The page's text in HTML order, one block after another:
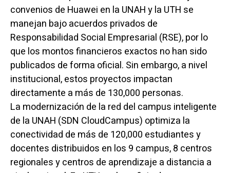
convenios de Huawei en la UNAH y la UTH se
manejan bajo acuerdos privados de
Responsabilidad Social Empresarial (RSE), por lo
que los montos financieros exactos no han sido
publicados de forma oficial. Sin embargo, a nivel
institucional, estos proyectos impactan
directamente a más de 130,000 personas.
La modernización de la red del campus inteligente
de la UNAH (SDN CloudCampus) optimiza la
conectividad de más de 120,000 estudiantes y
docentes distribuidos en los 9 campus, 8 centros
regionales y centros de aprendizaje a distancia a